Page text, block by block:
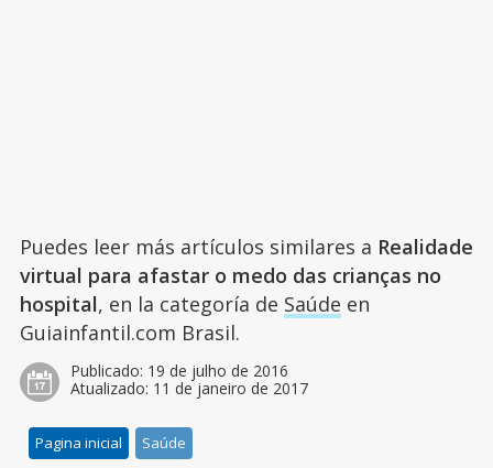
Puedes leer más artículos similares a Realidade
virtual para afastar o medo das crianças no
hospital, en la categoría de Saúde en
Guiainfantil.com Brasil.
Publicado: 19 de julho de 2016
Atualizado: 11 de janeiro de 2017
Pagina inicial Saúde